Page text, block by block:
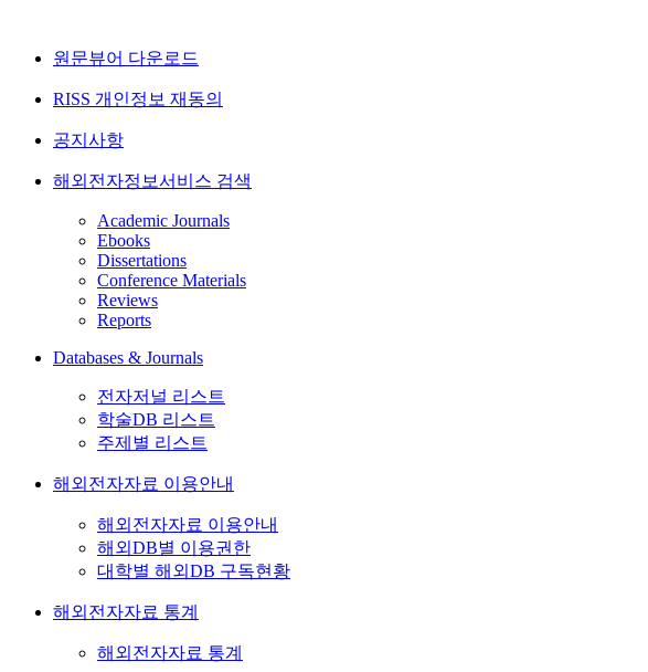
원문뷰어 다운로드
RISS 개인정보 재동의
공지사항
해외전자정보서비스 검색
Academic Journals
Ebooks
Dissertations
Conference Materials
Reviews
Reports
Databases & Journals
전자저널 리스트
학술DB 리스트
주제별 리스트
해외전자자료 이용안내
해외전자자료 이용안내
해외DB별 이용권한
대학별 해외DB 구독현황
해외전자자료 통계
해외전자자료 통계